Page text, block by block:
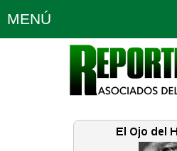
MENÚ
Política Opinión
Planeta Tierra
Educación